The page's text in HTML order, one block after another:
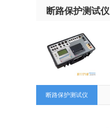
断路保护测试仪
断路保护测试仪